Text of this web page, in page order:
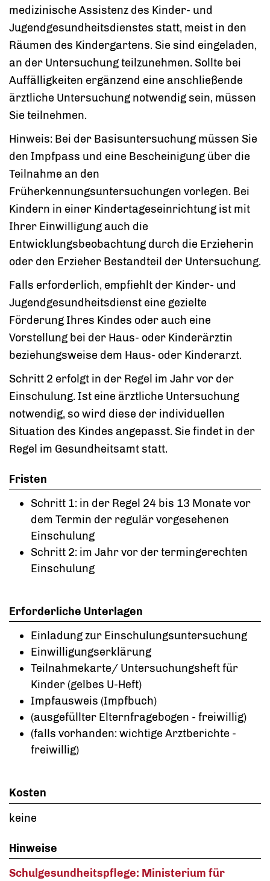
medizinische Assistenz des Kinder- und
Jugendgesundheitsdienstes statt, meist in den
Räumen des Kindergartens. Sie sind eingeladen,
an der Untersuchung teilzunehmen. Sollte bei
Auffälligkeiten ergänzend eine anschließende
ärztliche Untersuchung notwendig sein, müssen
Sie teilnehmen.
Hinweis: Bei der Basisuntersuchung müssen Sie
den Impfpass und eine Bescheinigung über die
Teilnahme an den
Früherkennungsuntersuchungen vorlegen. Bei
Kindern in einer Kindertageseinrichtung ist mit
Ihrer Einwilligung auch die
Entwicklungsbeobachtung durch die Erzieherin
oder den Erzieher Bestandteil der Untersuchung.
Falls erforderlich, empfiehlt der Kinder- und
Jugendgesundheitsdienst eine gezielte
Förderung Ihres Kindes oder auch eine
Vorstellung bei der Haus- oder Kinderärztin
beziehungsweise dem Haus- oder Kinderarzt.
Schritt 2 erfolgt in der Regel im Jahr vor der
Einschulung. Ist eine ärztliche Untersuchung
notwendig, so wird diese der individuellen
Situation des Kindes angepasst. Sie findet in der
Regel im Gesundheitsamt statt.
Fristen
Schritt 1: in der Regel 24 bis 13 Monate vor
dem Termin der regulär vorgesehenen
Einschulung
Schritt 2: im Jahr vor der termingerechten
Einschulung
Erforderliche Unterlagen
Einladung zur Einschulungsuntersuchung
Einwilligungserklärung
Teilnahmekarte/ Untersuchungsheft für
Kinder (gelbes U-Heft)
Impfausweis (Impfbuch)
(ausgefüllter Elternfragebogen - freiwillig)
(falls vorhanden: wichtige Arztberichte -
freiwillig)
Kosten
keine
Hinweise
Schulgesundheitspflege: Ministerium für